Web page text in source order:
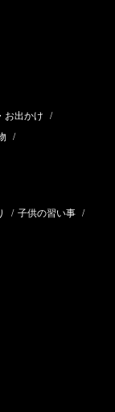
お出かけ /
/
/ 子供の習い事 /